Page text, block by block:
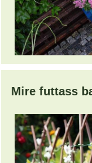
Mire futtass